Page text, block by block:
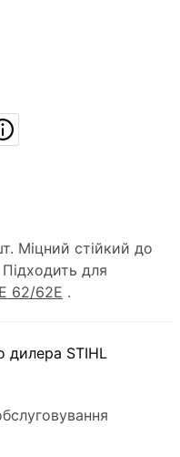
Міцний стійкий до
для
62/62E .
дилера STIHL